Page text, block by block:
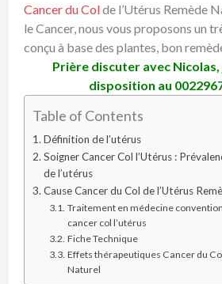
Cancer du Colde l’Utérus Remède
le Cancer, nous vous proposons un
conçu à base des plantes, bon
Prière discuter avec
disposition au
Table of Contents
Définition de l’utérus
Soigner Cancer Col l’Utérus :
de l’utérus
Cause Cancer du Col de l’Utérus
Traitement en médecine
cancer col l’utérus
Fiche Technique
Effets thérapeutiques Cancer du
Naturel